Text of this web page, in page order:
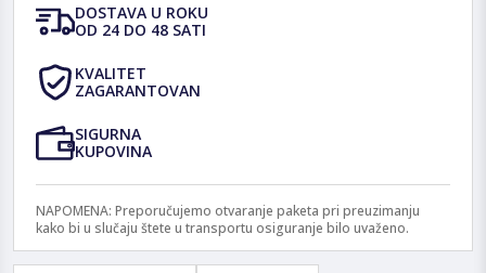
DOSTAVA U ROKU
OD 24 DO 48 SATI
KVALITET
ZAGARANTOVAN
SIGURNA
KUPOVINA
NAPOMENA: Preporučujemo otvaranje paketa pri preuzimanju
kako bi u slučaju štete u transportu osiguranje bilo uvaženo.